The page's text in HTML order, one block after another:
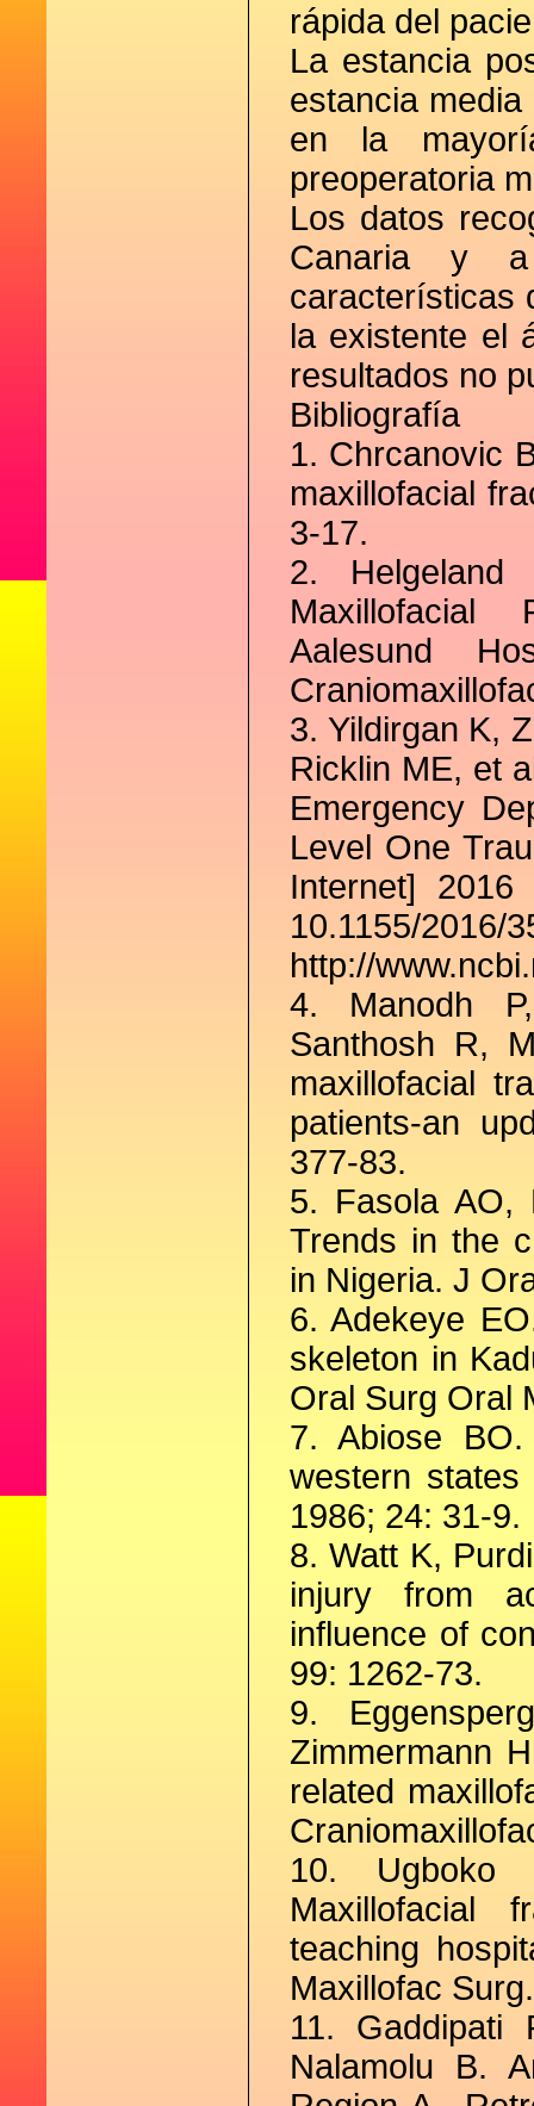
rápida del
La estancia
estancia
en la
preoperatoria
Los datos
Canaria y
características
la existente el
resultados no
Bibliografía
1. Chrcanovic
maxillofacial
3-17.
2.
Maxillofacial
Aalesund
3. Yildirgan K,
Ricklin ME, et
Emergency
Level One
Internet]
10.1155/
http://
4. Manodh
Santhosh R,
maxillofacial
patients-an
377-83.
5. Fasola AO,
Trends in the
in Nigeria. J
6. Adekeye
skeleton in
Oral Surg Oral
7. Abiose
western
1986; 24: 31-9.
8. Watt K,
injury from
influence of
99: 1262-73.
9.
Zimmermann
related
10. Ugboko
Maxillofacial
teaching
Maxillofac
11. Gaddipati
Nalamolu B.